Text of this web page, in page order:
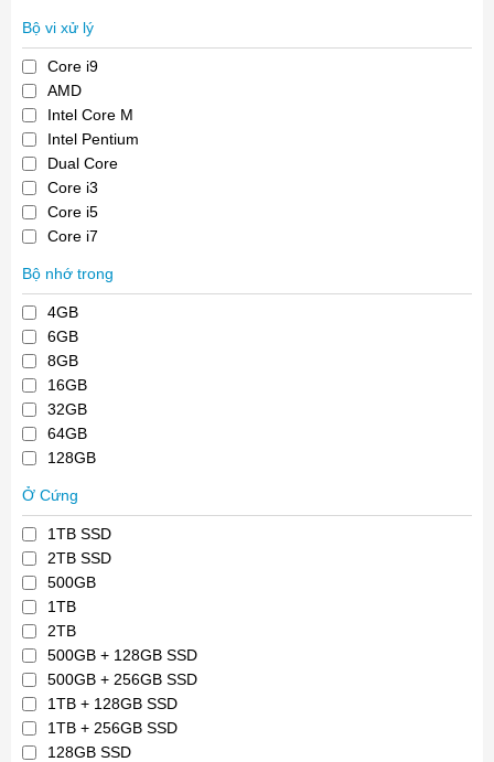
Bộ vi xử lý
Core i9
AMD
Intel Core M
Intel Pentium
Dual Core
Core i3
Core i5
Core i7
Bộ nhớ trong
4GB
6GB
8GB
16GB
32GB
64GB
128GB
Ở Cứng
1TB SSD
2TB SSD
500GB
1TB
2TB
500GB + 128GB SSD
500GB + 256GB SSD
1TB + 128GB SSD
1TB + 256GB SSD
128GB SSD